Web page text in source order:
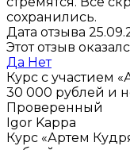
сохранились.
Дата отзыва
Этот отзыв
Да Нет
Курс с участием
30 000 рублей и
Проверенный
Igor Kappa
Курс «Артем